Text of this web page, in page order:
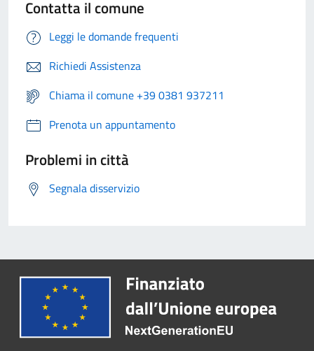
Contatta il comune
Leggi le domande frequenti
Richiedi Assistenza
Chiama il comune +39 0381 937211
Prenota un appuntamento
Problemi in città
Segnala disservizio